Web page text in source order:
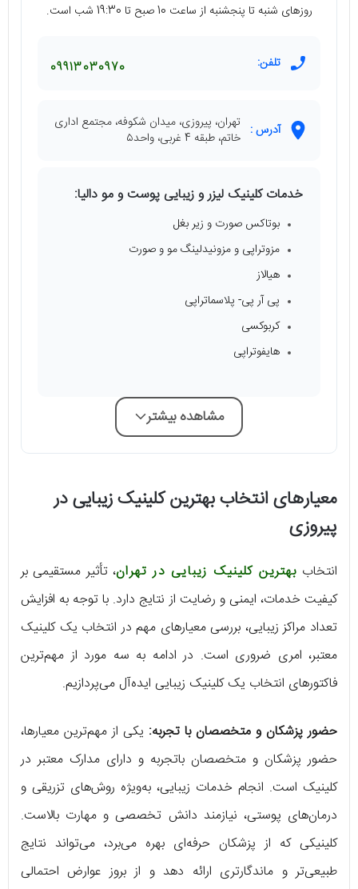
روزهای شنبه تا پنجشنبه از ساعت 10 صبح تا 19:30 شب است.
تلفن: 09913030970
آدرس : تهران، پیروزی، میدان شکوفه، مجتمع اداری
خاتم، طبقه 4 غربی، واحد۵
خدمات کلینیک لیزر و زیبایی پوست و مو دالیا:
بوتاکس صورت و زیر بغل
مزوتراپی و مزونیدلینگ مو و صورت
هیالاز
پی آر پی- پلاسماتراپی
کربوکسی
هایفوتراپی
مشاهده بیشتر
معیارهای انتخاب بهترین کلینیک زیبایی در
پیروزی
انتخاب بهترین کلینیک زیبایی در تهران، تأثیر مستقیمی بر
کیفیت خدمات، ایمنی و رضایت از نتایج دارد. با توجه به افزایش
تعداد مراکز زیبایی، بررسی معیارهای مهم در انتخاب یک کلینیک
معتبر، امری ضروری است. در ادامه به سه مورد از مهم‌ترین
فاکتورهای انتخاب یک کلینیک زیبایی ایده‌آل می‌پردازیم.
حضور پزشکان و متخصصان با تجربه: یکی از مهم‌ترین معیارها،
حضور پزشکان و متخصصان باتجربه و دارای مدارک معتبر در
کلینیک است. انجام خدمات زیبایی، به‌ویژه روش‌های تزریقی و
درمان‌های پوستی، نیازمند دانش تخصصی و مهارت بالاست.
کلینیکی که از پزشکان حرفه‌ای بهره می‌برد، می‌تواند نتایج
طبیعی‌تر و ماندگارتری ارائه دهد و از بروز عوارض احتمالی